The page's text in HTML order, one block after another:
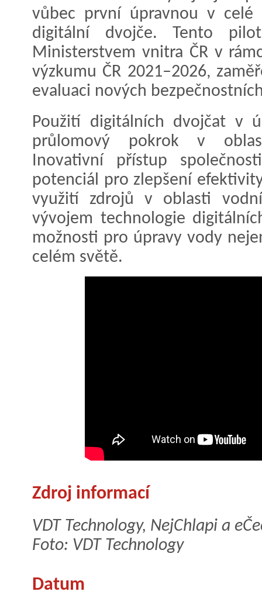
vůbec první úpravnou v celé
digitální dvojče. Tento
Ministerstvem vnitra ČR v
výzkumu ČR 2021–2026,
evaluaci nových
Použití digitálních dvojčat v
průlomový pokrok v
Inovativní přístup
potenciál pro zlepšení
využití zdrojů v oblasti
vývojem technologie
možnosti pro úpravy vody
celém světě.
Zdroj informací
VDT Technology, NejChlapi a
Foto: VDT Technology
Datum